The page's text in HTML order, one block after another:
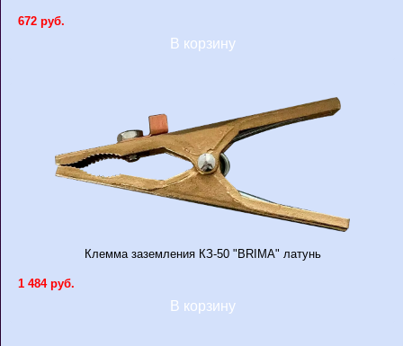
672 руб.
В корзину
Клемма заземления КЗ-50 "BRIMA" латунь
1 484 руб.
В корзину